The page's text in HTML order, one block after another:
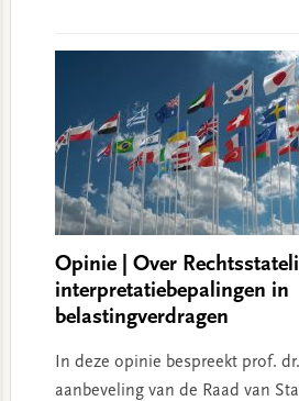
Opinie | Over
interpretatiebepalingen in
belastingverdragen
In deze opinie bespreekt prof.
aanbeveling van de Raad van